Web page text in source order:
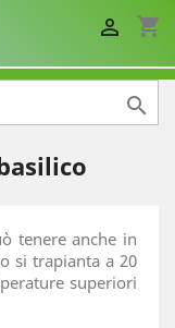
shopping_cart


tenere anche in
si trapianta a 20
superiori